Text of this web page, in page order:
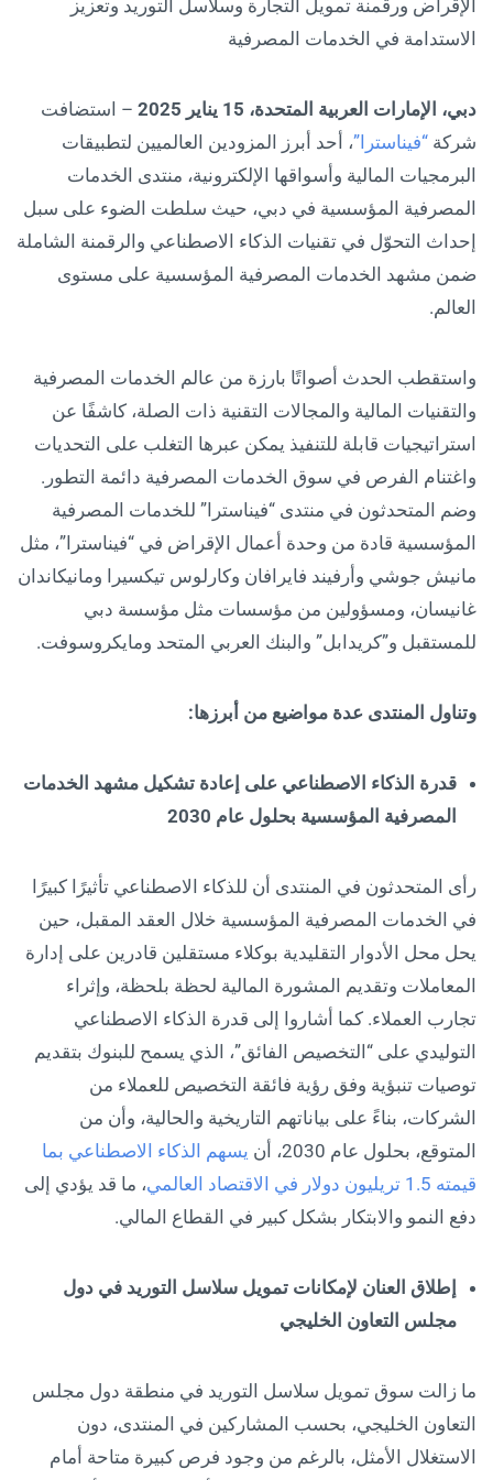
الإقراض ورقمنة تمويل التجارة وسلاسل التوريد وتعزيز
الاستدامة في الخدمات المصرفية
دبي، الإمارات العربية المتحدة، 15 يناير 2025
– استضافت
شركة “فيناسترا”، أحد أبرز المزودين العالميين لتطبيقات
البرمجيات المالية وأسواقها الإلكترونية، منتدى الخدمات
المصرفية المؤسسية في دبي، حيث سلطت الضوء على سبل
إحداث التحوّل في تقنيات الذكاء الاصطناعي والرقمنة الشاملة
ضمن مشهد الخدمات المصرفية المؤسسية على مستوى
العالم.
واستقطب الحدث أصواتًا بارزة من عالم الخدمات المصرفية
والتقنيات المالية والمجالات التقنية ذات الصلة، كاشفًا عن
استراتيجيات قابلة للتنفيذ يمكن عبرها التغلب على التحديات
واغتنام الفرص في سوق الخدمات المصرفية دائمة التطور.
وضم المتحدثون في منتدى “فيناسترا” للخدمات المصرفية
المؤسسية قادة من وحدة أعمال الإقراض في “فيناسترا”، مثل
مانيش جوشي وأرفيند فايرافان وكارلوس تيكسيرا ومانيكاندان
غانيسان، ومسؤولين من مؤسسات مثل مؤسسة دبي
للمستقبل و”كريدابل” والبنك العربي المتحد ومايكروسوفت.
وتناول المنتدى عدة مواضيع من أبرزها:
قدرة الذكاء الاصطناعي على إعادة تشكيل مشهد الخدمات
المصرفية المؤسسية بحلول عام 2030
رأى المتحدثون في المنتدى أن للذكاء الاصطناعي تأثيرًا كبيرًا
في الخدمات المصرفية المؤسسية خلال العقد المقبل، حين
يحل محل الأدوار التقليدية بوكلاء مستقلين قادرين على إدارة
المعاملات وتقديم المشورة المالية لحظة بلحظة، وإثراء
تجارب العملاء. كما أشاروا إلى قدرة الذكاء الاصطناعي
التوليدي على “التخصيص الفائق”، الذي يسمح للبنوك بتقديم
توصيات تنبؤية وفق رؤية فائقة التخصيص للعملاء من
الشركات، بناءً على بياناتهم التاريخية والحالية، وأن من
المتوقع، بحلول عام 2030، أن
يسهم الذكاء الاصطناعي بما
قيمته 1.5 تريليون دولار في الاقتصاد العالمي
، ما قد يؤدي إلى
دفع النمو والابتكار بشكل كبير في القطاع المالي.
إطلاق العنان لإمكانات تمويل سلاسل التوريد في دول
مجلس التعاون الخليجي
ما زالت سوق تمويل سلاسل التوريد في منطقة دول مجلس
التعاون الخليجي، بحسب المشاركين في المنتدى، دون
الاستغلال الأمثل، بالرغم من وجود فرص كبيرة متاحة أمام